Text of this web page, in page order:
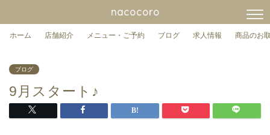
nacocoro
ホーム 店舗紹介 メニュー・ご予約 ブログ 求人情報 商品のお
ブログ
9月スタート♪